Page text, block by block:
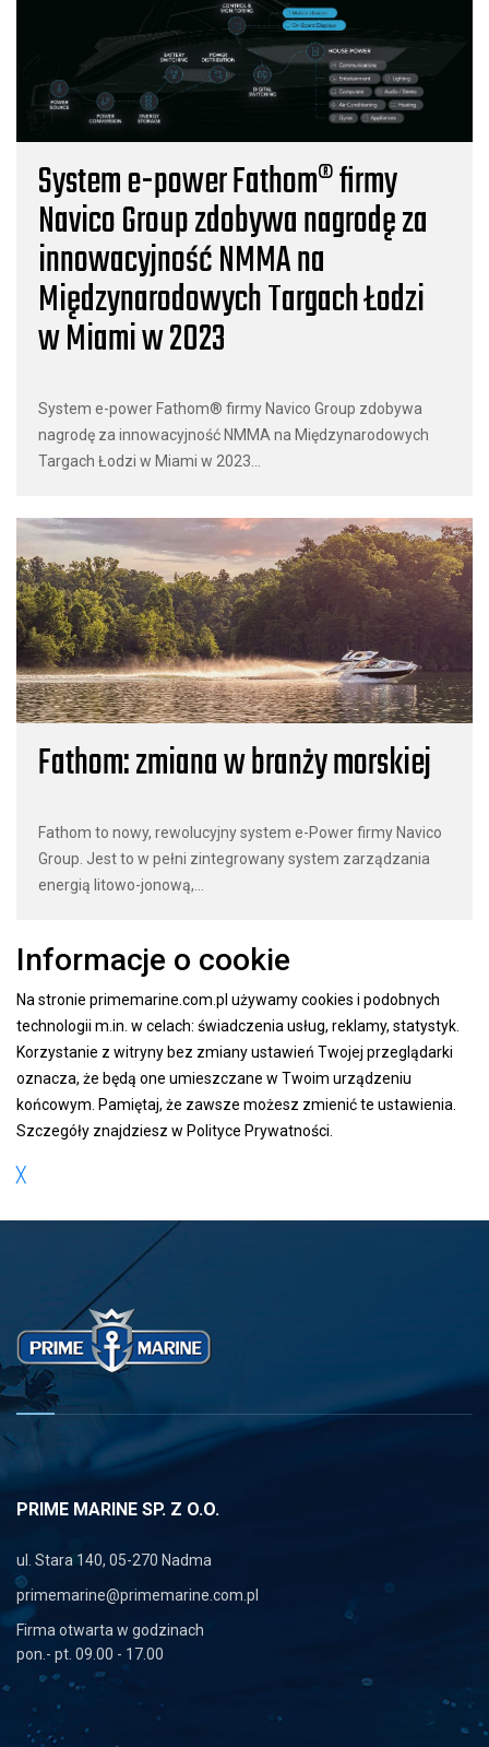
System e-power Fathom® firmy
Navico Group zdobywa nagrodę za
innowacyjność NMMA na
Międzynarodowych Targach Łodzi
w Miami w 2023
System e-power Fathom® firmy Navico Group zdobywa
nagrodę za innowacyjność NMMA na Międzynarodowych
Targach Łodzi w Miami w 2023...
Fathom: zmiana w branży morskiej
Fathom to nowy, rewolucyjny system e-Power firmy Navico
Group. Jest to w pełni zintegrowany system zarządzania
energią litowo-jonową,...
PRIME MARINE SP. Z O.O.
ul. Stara 140, 05-270 Nadma
primemarine@primemarine.com.pl
Firma otwarta w godzinach
pon.- pt. 09.00 - 17.00
Informacje o cookie
Na stronie primemarine.com.pl używamy cookies i podobnych
technologii m.in. w celach: świadczenia usług, reklamy, statystyk.
Korzystanie z witryny bez zmiany ustawień Twojej przeglądarki
oznacza, że będą one umieszczane w Twoim urządzeniu
końcowym. Pamiętaj, że zawsze możesz zmienić te ustawienia.
Szczegóły znajdziesz w Polityce Prywatności.
╳